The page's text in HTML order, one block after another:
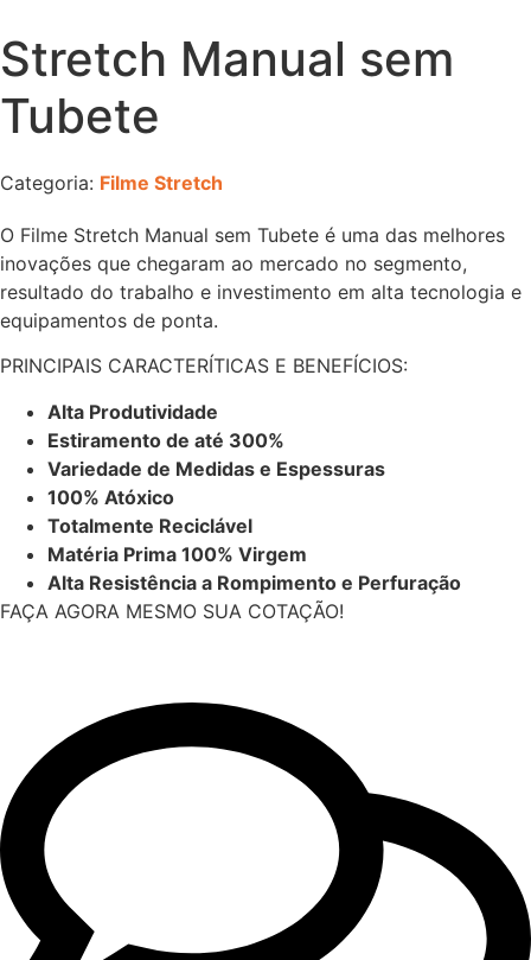
Stretch Manual sem
Tubete
Categoria: Filme Stretch
O Filme Stretch Manual sem Tubete é uma das melhores
inovações que chegaram ao mercado no segmento,
resultado do trabalho e investimento em alta tecnologia e
equipamentos de ponta.
PRINCIPAIS CARACTERÍTICAS E BENEFÍCIOS:
Alta Produtividade
Estiramento de até 300%
Variedade de Medidas e Espessuras
100% Atóxico
Totalmente Reciclável
Matéria Prima 100% Virgem
Alta Resistência a Rompimento e Perfuração
FAÇA AGORA MESMO SUA COTAÇÃO!